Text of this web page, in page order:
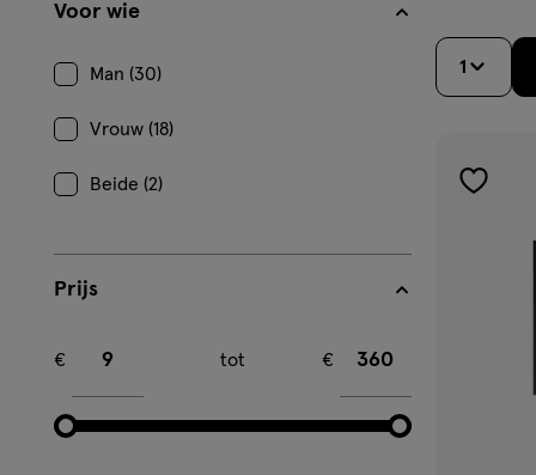
Voor wie
Man (30)
Vrouw (18)
Beide (2)
Prijs
€
tot
€
1